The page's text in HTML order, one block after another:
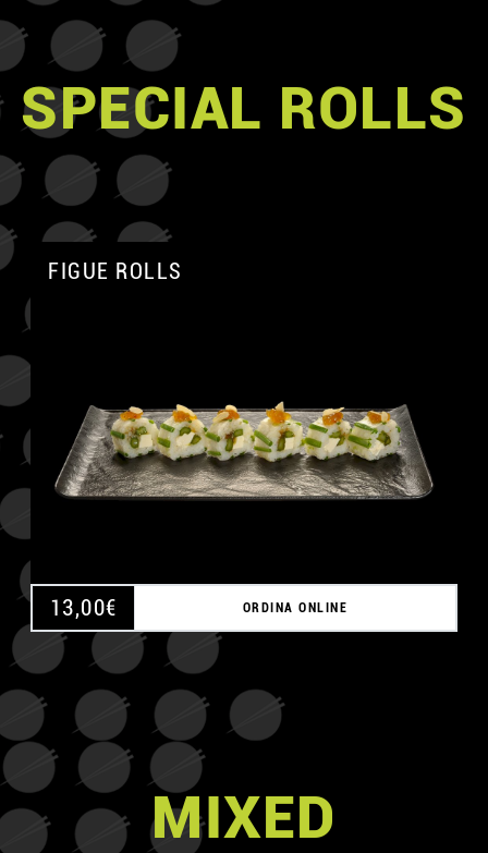
SPECIAL ROLLS
FIGUE ROLLS
13,00€ ORDINA ONLINE
MIXED